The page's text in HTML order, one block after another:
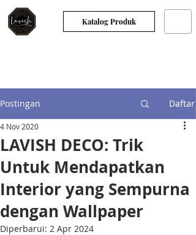
Katalog Produk
Postingan Daftar
LAVISH DECO: Trik
Untuk Mendapatkan
Interior yang Sempurna
dengan Wallpaper
4 Nov 2020
Diperbarui: 2 Apr 2024